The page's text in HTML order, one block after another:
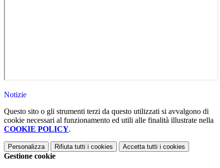
Notizie
Questo sito o gli strumenti terzi da questo utilizzati si avvalgono di
cookie necessari al funzionamento ed utili alle finalità illustrate nella
COOKIE POLICY.
Personalizza Rifiuta tutti i cookies Accetta tutti i cookies
Gestione cookie